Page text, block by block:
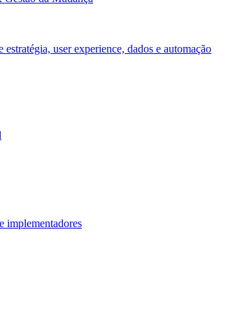
user experience, dados e automação
implementadores